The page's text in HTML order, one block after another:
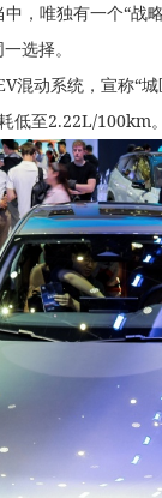
，唯独有一个“战
选择。
混动系统，宣称“
低至2.22L/100km